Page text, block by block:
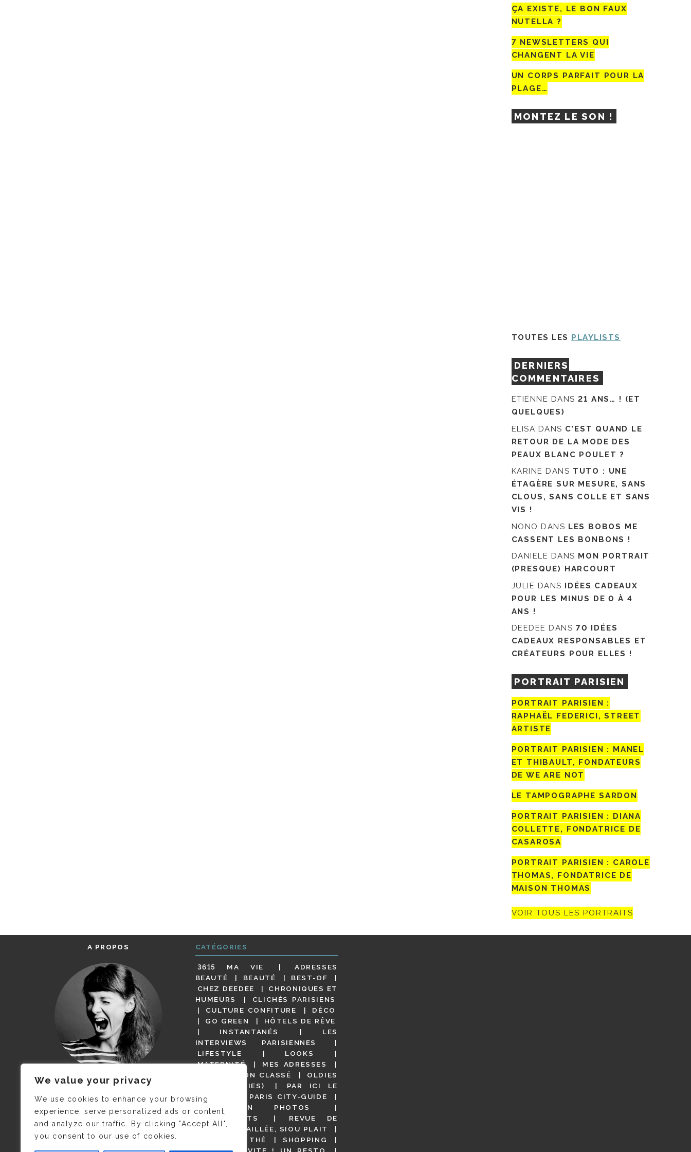
We value your privacy
We use cookies to enhance your browsing
experience, serve personalized ads or content,
and analyze our traffic. By clicking "Accept All",
you consent to our use of cookies.
ÇA EXISTE, LE BON FAUX
NUTELLA ?
7 NEWSLETTERS QUI
CHANGENT LA VIE
UN CORPS PARFAIT POUR LA
PLAGE…
MONTEZ LE SON !
TOUTES LES PLAYLISTS
DERNIERS
COMMENTAIRES
ETIENNE DANS21 ANS… ! (ET
QUELQUES)
ELISA DANS C’EST QUAND LE
RETOUR DE LA MODE DES
PEAUX BLANC POULET ?
KARINE DANS TUTO : UNE
ÉTAGÈRE SUR MESURE, SANS
CLOUS, SANS COLLE ET SANS
VIS !
NONO DANS LES BOBOS ME
CASSENT LES BONBONS !
DANIELE DANS MON PORTRAIT
(PRESQUE) HARCOURT
JULIE DANS IDÉES CADEAUX
POUR LES MINUS DE 0 À 4
ANS !
DEEDEE DANS 70 IDÉES
CADEAUX RESPONSABLES ET
CRÉATEURS POUR ELLES !
PORTRAIT PARISIEN
PORTRAIT PARISIEN :
RAPHAËL FEDERICI, STREET
ARTISTE
PORTRAIT PARISIEN : MANEL
ET THIBAULT, FONDATEURS
DE WE ARE NOT
LE TAMPOGRAPHE SARDON
PORTRAIT PARISIEN : DIANA
COLLETTE, FONDATRICE DE
CASAROSA
PORTRAIT PARISIEN : CAROLE
THOMAS, FONDATRICE DE
MAISON THOMAS
VOIR TOUS LES PORTRAITS
A PROPOS
JE M’APPELLE DELPHINE MAIS
C’EST ©CAMILLE COLLIN QUI A
PRIS CETTE PHOTO !
CATÉGORIES
3615 MA VIE
ADRESSES
BEAUTÉ
BEAUTÉ
BEST-OF
CHEZ DEEDEE
CHRONIQUES ET
HUMEURS
CLICHÉS PARISIENS
CULTURE CONFITURE
DÉCO
GO GREEN
HÔTELS DE RÊVE
INSTANTANÉS
LES
INTERVIEWS PARISIENNES
LIFESTYLE
LOOKS
MATERNITÉ
MES ADRESSES
NON CLASSÉ
OLDIES
(BUT GOODIES)
PAR ICI LE
MAGOT !
PARIS CITY-GUIDE
PARIS EN PHOTOS
RESTAURANTS
REVUE DE
PRESSE DÉTAILLÉE, SIOU PLAIT
SALONS DE THÉ
SHOPPING
VIDÉOS
VITE ! UN RESTO